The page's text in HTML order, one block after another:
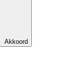
Akkoord